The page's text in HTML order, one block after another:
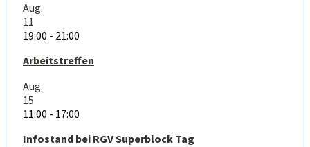
Aug.
11
19:00 - 21:00
Arbeitstreffen
Aug.
15
11:00 - 17:00
Infostand bei RGV Superblock Tag